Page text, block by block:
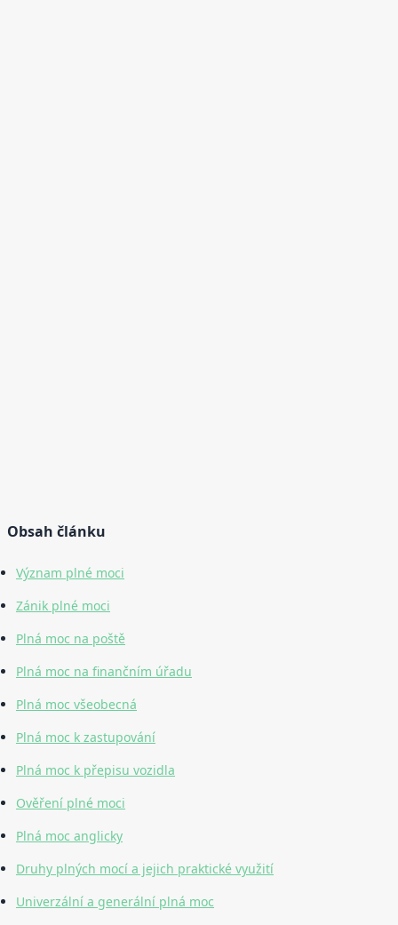
Obsah článku
Význam plné moci
Zánik plné moci
Plná moc na poště
Plná moc na finančním úřadu
Plná moc všeobecná
Plná moc k zastupování
Plná moc k přepisu vozidla
Ověření plné moci
Plná moc anglicky
Druhy plných mocí a jejich praktické využití
Univerzální a generální plná moc